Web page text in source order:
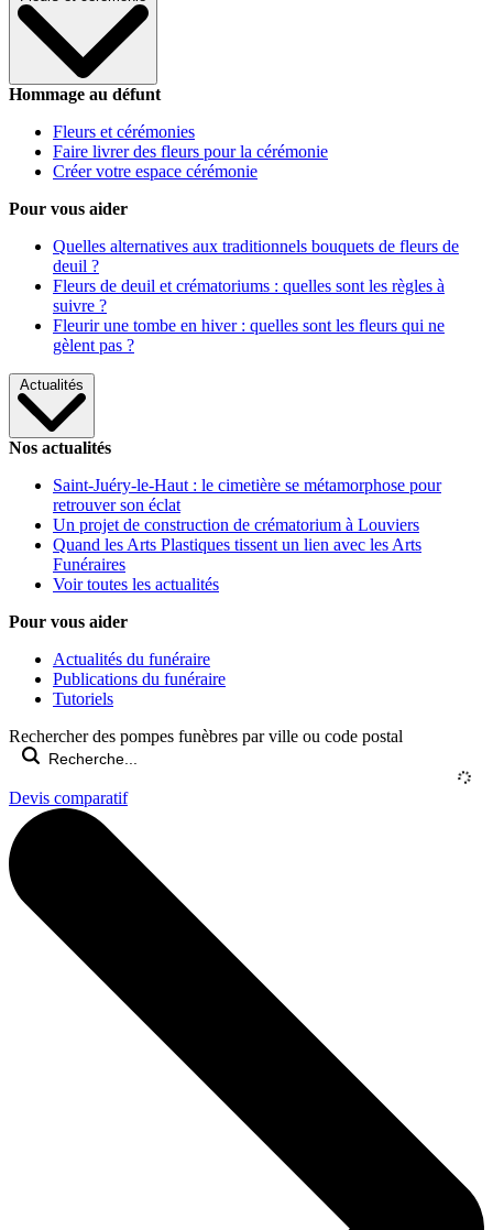
Hommage au défunt
Fleurs et cérémonies
Faire livrer des fleurs pour la cérémonie
Créer votre espace cérémonie
Pour vous aider
Quelles alternatives aux traditionnels bouquets de fleurs de
deuil ?
Fleurs de deuil et crématoriums : quelles sont les règles à
suivre ?
Fleurir une tombe en hiver : quelles sont les fleurs qui ne
gèlent pas ?
Actualités
Nos actualités
Saint-Juéry-le-Haut : le cimetière se métamorphose pour
retrouver son éclat
Un projet de construction de crématorium à Louviers
Quand les Arts Plastiques tissent un lien avec les Arts
Funéraires
Voir toutes les actualités
Pour vous aider
Actualités du funéraire
Publications du funéraire
Tutoriels
Rechercher des pompes funèbres par ville ou code postal
Devis comparatif